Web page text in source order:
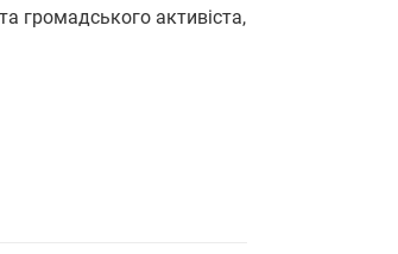
громадського активіста,